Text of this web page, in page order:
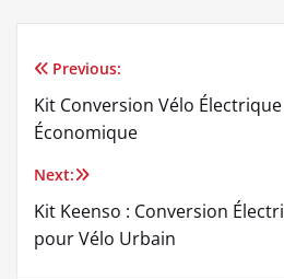
Navigation
de
l’article
Previous:
Kit Conversion Vélo Électrique
Économique
Next:
Kit Keenso : Conversion
pour Vélo Urbain